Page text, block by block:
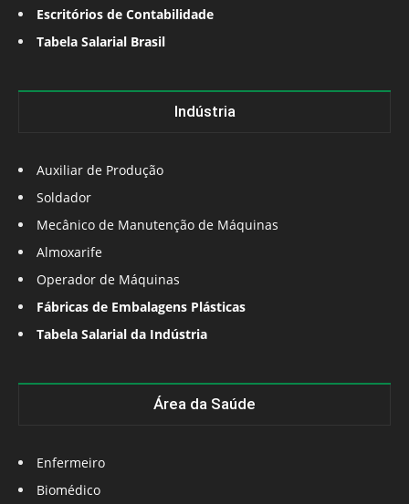
Escritórios de Contabilidade
Tabela Salarial Brasil
Indústria
Auxiliar de Produção
Soldador
Mecânico de Manutenção de Máquinas
Almoxarife
Operador de Máquinas
Fábricas de Embalagens Plásticas
Tabela Salarial da Indústria
Área da Saúde
Enfermeiro
Biomédico